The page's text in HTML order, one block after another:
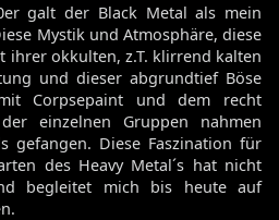
galt der Black Metal als mein
Mystik und Atmosphäre, diese
ihrer okkulten, z.T. klirrend kalten
und dieser abgrundtief Böse
Corpsepaint und dem recht
einzelnen Gruppen nahmen
gefangen. Diese Faszination für
des Heavy Metal´s hat nicht
begleitet mich bis heute auf